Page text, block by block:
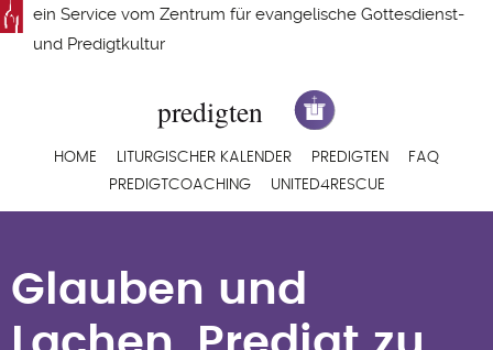
Direkt
zum
ein Service vom Zentrum für evangelische Gottesdienst-
und Predigtkultur
Hauptnavigation
HOME LITURGISCHER KALENDER PREDIGTEN
FAQ
PREDIGTCOACHING
UNITED4RESCUE
Predigt zu Johannes
Glauben und